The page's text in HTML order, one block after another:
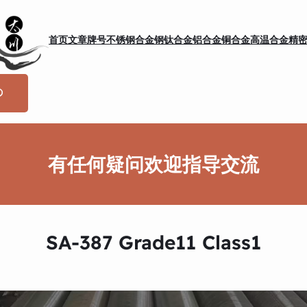
首页文章牌号不锈钢合金钢钛合金铝合金铜合金高温合金精
有任何疑问欢迎指导交流
SA-387 Grade11 Class1